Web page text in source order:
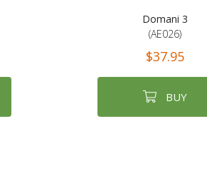
Domani 3
(AE026)
$37.95
BUY